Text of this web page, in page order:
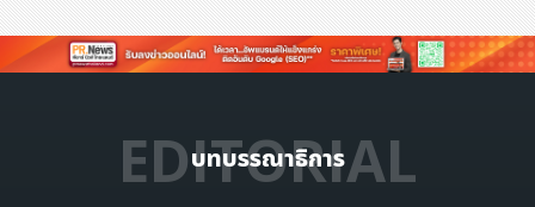
บทบรรณาธิการ
EDITORIAL